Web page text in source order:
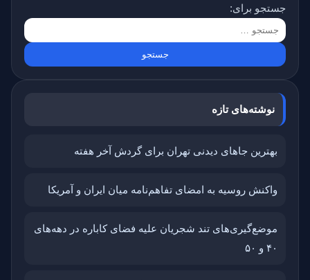
جستجو برای:
نوشته‌های تازه
بهترین جاهای دیدنی تهران برای گردش آخر هفته
واکنش روسیه به امضای تفاهم‌نامه میان ایران و آمریکا
موضع‌گیری‌های تند شجریان علیه فضای کاباره در دهه‌های
۴۰ و ۵۰